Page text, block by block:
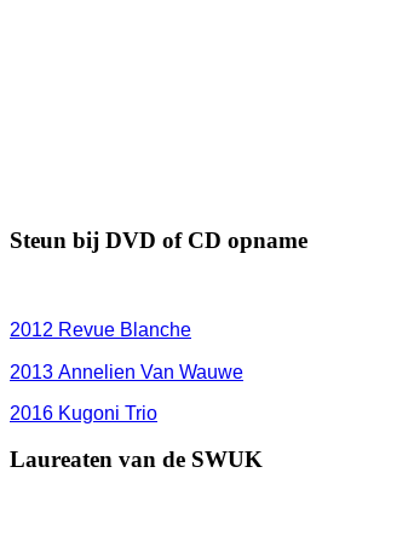
Steun bij DVD of CD opname
2012 Revue Blanche
2013 Annelien Van Wauwe
2016 Kugoni Trio
Laureaten van de SWUK